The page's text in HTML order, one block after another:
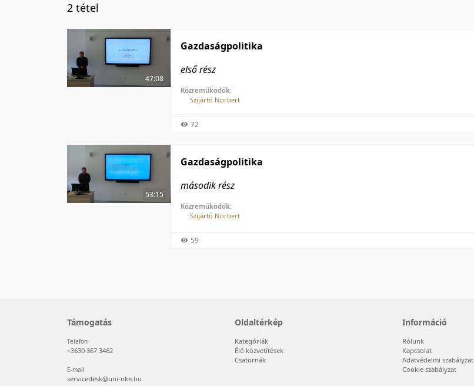
2 tétel
47:08
Gazdaságpolitika
első rész
Közreműködők:
Szijártó Norbert
72
53:15
Gazdaságpolitika
második rész
Közreműködők:
Szijártó Norbert
59
Támogatás
Telefon
+3630 367 3462
E-mail
servicedesk@uni-nke.hu
Oldaltérkép
Kategóriák
Élő közvetítések
Csatornák
Információ
Rólunk
Kapcsolat
Adatvédelmi szabályzat
Cookie szabályzat